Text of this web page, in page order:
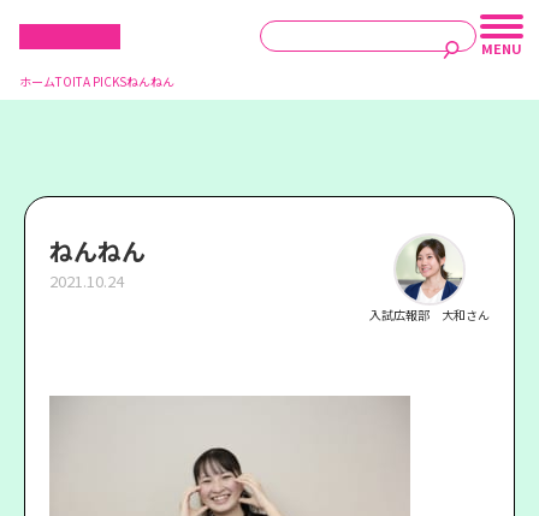
ホームTOITA PICKSねんねん
ねんねん
2021.10.24
入試広報部 大和さん